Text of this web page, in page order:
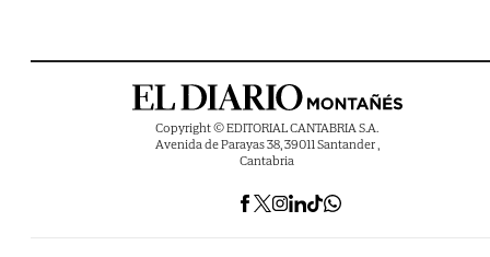
Copyright © EDITORIAL CANTABRIA S.A.
Avenida de Parayas 38, 39011 Santander ,
Cantabria